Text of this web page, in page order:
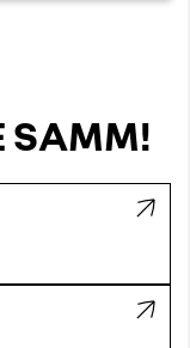
SAMM!